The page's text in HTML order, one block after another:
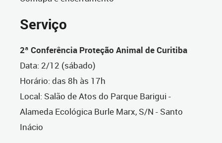
Serviço
2ª Conferência Proteção Animal de Curitiba
Data: 2/12 (sábado)
Horário: das 8h às 17h
Local: Salão de Atos do Parque Barigui -
Alameda Ecológica Burle Marx, S/N - Santo
Inácio